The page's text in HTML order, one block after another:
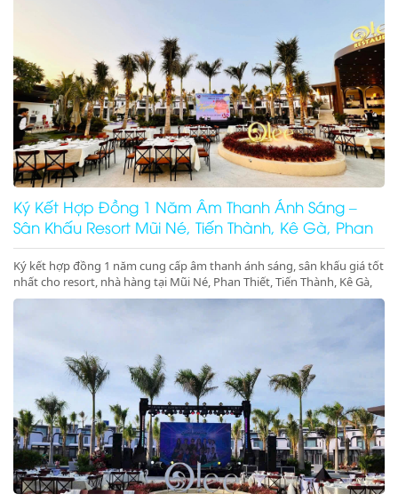
Ký Kết Hợp Đồng 1 Năm Âm Thanh Ánh Sáng –
Sân Khấu Resort Mũi Né, Tiến Thành, Kê Gà, Phan
Thiết, Ninh Thuận
Ký kết hợp đồng 1 năm cung cấp âm thanh ánh sáng, sân khấu giá tốt
nhất cho resort, nhà hàng tại Mũi Né, Phan Thiết, Tiến Thành, Kê Gà,
Ninh Thuận, Ninh Chữ, Phan Rang. Tổ chức gala dinner, pool party,